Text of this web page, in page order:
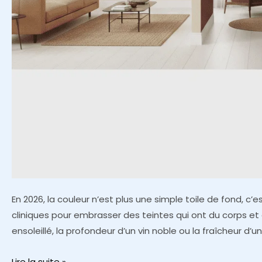
En 2026, la couleur n’est plus une simple toile de fond,
cliniques pour embrasser des teintes qui ont du corps et
ensoleillé, la profondeur d’un vin noble ou la fraîcheur